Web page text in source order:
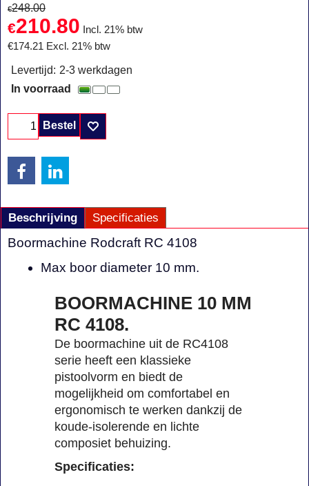
€248.00
€210.80
Incl. 21% btw
€174.21 Excl. 21% btw
Levertijd: 2-3 werkdagen
In voorraad
Bestel
Beschrijving Specificaties
Boormachine Rodcraft RC 4108
Max boor diameter 10 mm.
BOORMACHINE 10 MM
RC 4108.
De boormachine uit de RC4108
serie heeft een klassieke
pistoolvorm en biedt de
mogelijkheid om comfortabel en
ergonomisch te werken dankzij de
koude-isolerende en lichte
composiet behuizing.
Specificaties: